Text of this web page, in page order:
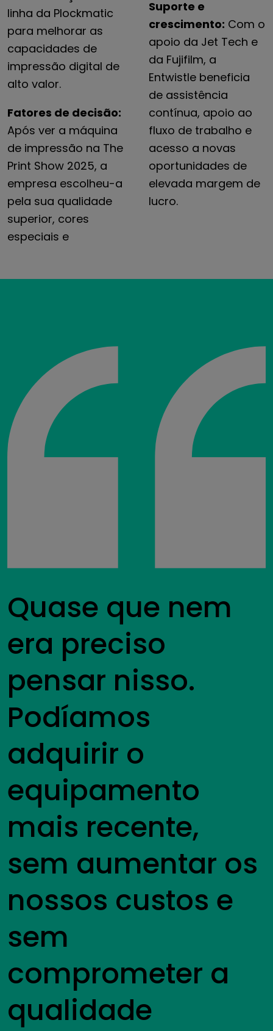
linha da Plockmatic
para melhorar as
capacidades de
impressão digital de
alto valor.
Fatores de decisão:
Após ver a máquina
de impressão na The
Print Show 2025, a
empresa escolheu-a
pela sua qualidade
superior, cores
especiais e
Suporte e
crescimento: Com o
apoio da Jet Tech e
da Fujifilm, a
Entwistle beneficia
de assistência
contínua, apoio ao
fluxo de trabalho e
acesso a novas
oportunidades de
elevada margem de
lucro.
Quase que nem
era preciso
pensar nisso.
Podíamos
adquirir o
equipamento
mais recente,
sem aumentar os
nossos custos e
sem
comprometer a
qualidade